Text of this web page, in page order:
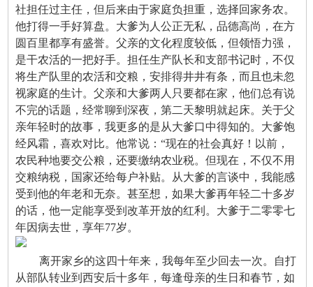
社担任过主任，但后来由于家庭负担重，选择回家务农。
他打得一手好算盘。大爹为人公正无私，品德高尚，在方
圆百里都享有盛誉。父亲的文化程度较低，但领悟力强，
是干农活的一把好手。担任生产队长和支部书记时，不仅
将生产队里的农活和交粮，安排得井井有条，而且也未忽
视家庭的生计。父亲和大爹两人只要都在家，他们总有说
不完的话题，经常聊到深夜，第二天黎明就起床。关于父
亲年轻时的故事，我更多的是从大爹口中得知的。大爹饱
经风霜，喜欢对比。他常说：“现在的社会真好！以前，
农民种地要交公粮，还要缴纳农业税。但现在，不仅不用
交粮纳税，国家还给每户补贴。从大爹的言谈中，我能感
受到他的年老和无奈。甚至想，如果大爹再年轻二十多岁
的话，他一定能享受到改革开放的红利。大爹于二零零七
年因病去世，享年77岁。
离开家乡的这四十年来，我每年至少回去一次。自打
从部队转业到西安后十多年，每逢母亲的生日和春节，如